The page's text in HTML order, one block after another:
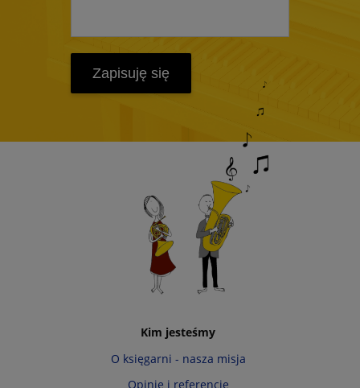
Zapisuję się
Kim jesteśmy
O księgarni - nasza misja
Opinie i referencje